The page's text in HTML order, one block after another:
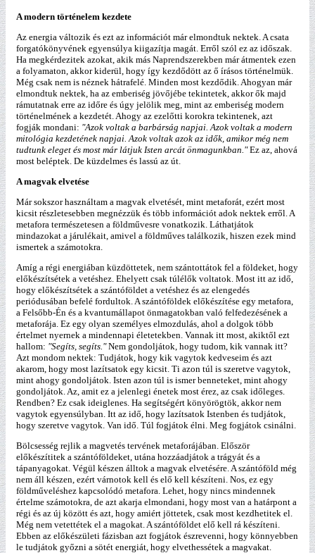
A modern történelem kezdete
Az energia változik és ezt az információt már elmondtuk nektek. A csata
forgatókönyvének egyensúlya kiigazítja magát. Erről szól ez az időszak.
Ha megkérdezitek azokat, akik más Naprendszerekben már átmentek ezen
a folyamaton, akkor kiderül, hogy így kezdődött az ő írásos történelmük.
Még csak nem is néznek hátrafelé. Minden most kezdődik. Ahogyan már
elmondtuk nektek, ha az emberiség jövőjébe tekintetek, akkor ők majd
rámutatnak erre az időre és úgy jelölik meg, mint az emberiség modern
történelmének a kezdetét. Ahogy az ezelőtti korokra tekintenek, azt
fogják mondani: "Azok voltak a barbárság napjai. Azok voltak a modern
mitológia kezdetének napjai. Azok voltak azok az idők, amikor még nem
tudtunk eleget és most már látjuk Isten arcát önmagunkban."Ez az, ahová
most beléptek. De küzdelmes és lassú az út.
A magvak elvetése
Már sokszor használtam a magvak elvetését, mint metaforát, ezért most
kicsit részletesebben megnézzük és több információt adok nektek erről. A
metafora természetesen a földművesre vonatkozik. Láthatjátok
mindazokat a járulékait, amivel a földműves találkozik, hiszen ezek mind
ismertek a számotokra.
Amíg a régi energiában küzdöttetek, nem szántottátok fel a földeket, hogy
előkészítsétek a vetéshez. Ehelyett csak túlélők voltatok. Most itt az idő,
hogy előkészítsétek a szántóföldet a vetéshez és az elengedés
periódusában befelé fordultok. A szántóföldek előkészítése egy metafora,
a Felsőbb-Én és a kvantumállapot önmagatokban való felfedezésének a
metaforája. Ez egy olyan személyes elmozdulás, ahol a dolgok több
értelmet nyernek a mindennapi életetekben. Vannak itt most, akiktől ezt
hallom: "Segíts, segíts."Nem gondoljátok, hogy tudom, kik vannak itt?
Azt mondom nektek: Tudjátok, hogy kik vagytok kedveseim és azt
akarom, hogy most lazítsatok egy kicsit. Ti azon túl is szeretve vagytok,
mint ahogy gondoljátok. Isten azon túl is ismer benneteket, mint ahogy
gondoljátok. Az, amit ez a jelenlegi énetek most érez, az csak időleges.
Rendben? Ez csak ideiglenes. Ha segítségért könyörögtök, akkor nem
vagytok egyensúlyban. Itt az idő, hogy lazítsatok Istenben és tudjátok,
hogy szeretve vagytok. Van idő. Túl fogjátok élni. Meg fogjátok csinálni.
Bölcsesség rejlik a magvetés tervének metaforájában. Először
előkészítitek a szántóföldeket, utána hozzáadjátok a trágyát és a
tápanyagokat. Végül készen álltok a magvak elvetésére. A szántóföld még
nem áll készen, ezért várnotok kell és elő kell készíteni. Nos, ez egy
földműveléshez kapcsolódó metafora. Lehet, hogy nincs mindennek
értelme számotokra, de azt akarja elmondani, hogy most van a határpont a
régi és az új között és azt, hogy amiért jöttetek, csak most kezdhetitek el.
Még nem vetettétek el a magokat. A szántóföldet elő kell rá készíteni.
Ebben az előkészületi fázisban azt fogjátok észrevenni, hogy könnyebben
le tudjátok győzni a sötét energiát, hogy elvethessétek a magvakat.